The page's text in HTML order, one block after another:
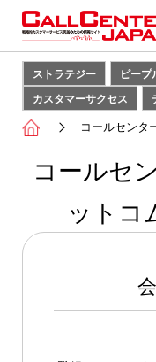
ストラテジー ピープ
カスタマーサクセス
コールセンタ
コールセ
ットコ